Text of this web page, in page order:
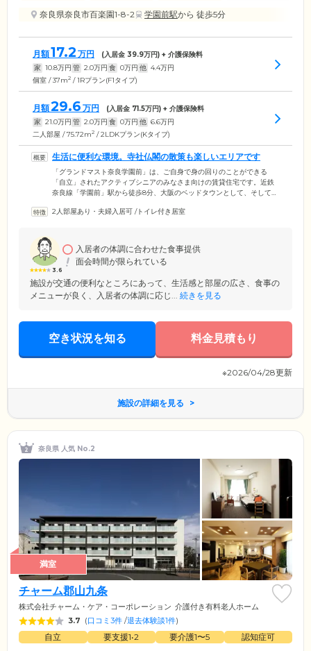
奈良県奈良市百楽園1-8-2
学園前駅から 徒歩5分
月額17.2 万円 (入居金 39.9万円) + 介護保険料
家 10.8万円 管 2.0万円 食 0万円 他 4.4万円
個室 / 37m2 / 1Rプラン(F1タイプ)
月額29.6 万円 (入居金 71.5万円) + 介護保険料
家 21.0万円 管 2.0万円 食 0万円 他 6.6万円
二人部屋 / 75.72m2 / 2LDKプラン(Kタイプ)
生活に便利な環境。寺社仏閣の散策も楽しいエリアです
「グランドマスト奈良学園前」は、ご自身で身の回りのことができる
「自立」されたアクティブシニアのみなさま向けの賃貸住宅です。近鉄
奈良線「学園前」駅から徒歩8分、大阪のベッドタウンとして、そして、
は、医療機関や金融機関、スーパー、ドラッグストア、書店などが充
延ばせば、平城京跡や、薬師寺と唐招提寺のある西ノ京、東大寺・興福
寺・正倉院などが集まる歴史地区も。いろいろな場所に出向き、楽しい
毎日をお過ごしください。
2人部屋あり・夫婦入居可 /トイレ付き居室
3.6
入居者の体調に合わせた食事提供
面会時間が限られている
施設が交通の便利なところにあって、生活感と部屋の広さ、食事の
メニューが良く、入居者の体調に応じ... 続きを見る
空き状況を知る 料金見積もり
※2026/04/28更新
施設の詳細を見る
奈良県 人気 No.2
満室
チャーム郡山九条
株式会社チャーム・ケア・コーポレーション 介護付き有料老人ホーム
3.7 (口コミ3件 /退去体験談1件)
自立 要支援1•2 要介護1〜5
認知症可